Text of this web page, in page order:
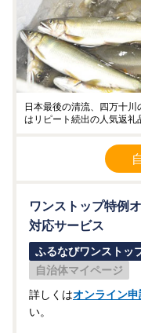
日本最後の清流、四万十川
はリピート続出の人気返
ワンストップ特例
対応サービス
ふるなびワンストッ
自治体マイページ
詳しくはオンライン
い。